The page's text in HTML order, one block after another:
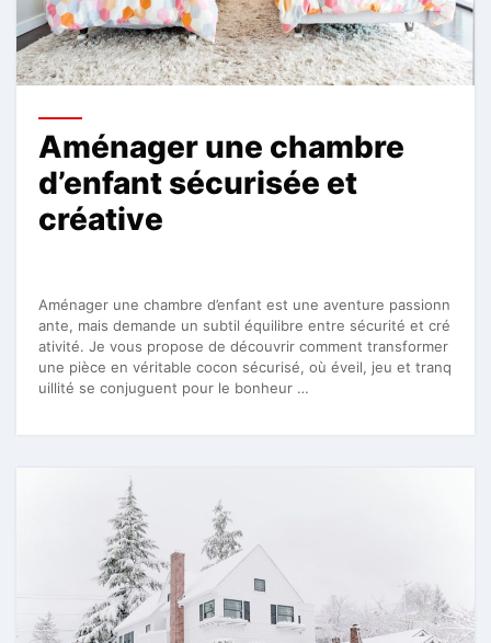
Aménager une chambre
d’enfant sécurisée et
créative
Aménager une chambre d’enfant est une aventure passionn
ante, mais demande un subtil équilibre entre sécurité et cré
ativité. Je vous propose de découvrir comment transformer
une pièce en véritable cocon sécurisé, où éveil, jeu et tranq
uillité se conjuguent pour le bonheur …